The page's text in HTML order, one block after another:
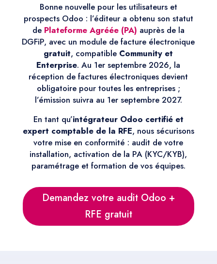
Bonne nouvelle pour les utilisateurs et
prospects Odoo : l’éditeur a obtenu son statut
de Plateforme Agréée (PA) auprès de la
DGFiP, avec un module de facture électronique
gratuit, compatible Community et
Enterprise. Au 1er septembre 2026, la
réception de factures électroniques devient
obligatoire pour toutes les entreprises ;
l’émission suivra au 1er septembre 2027.
En tant qu’intégrateur Odoo certifié et
expert comptable de la RFE, nous sécurisons
votre mise en conformité : audit de votre
installation, activation de la PA (KYC/KYB),
paramétrage et formation de vos équipes.
Demandez votre audit Odoo +
RFE gratuit